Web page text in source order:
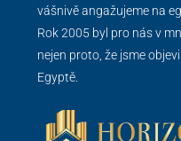
vášnivě angažujeme na
Rok 2005 byl pro nás v
nejen proto, že jsme
Egyptě.